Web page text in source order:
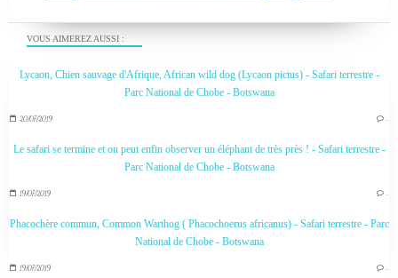
VOUS AIMEREZ AUSSI :
Lycaon, Chien sauvage d'Afrique, African wild dog (Lycaon pictus) - Safari terrestre -
Parc National de Chobe - Botswana
20/07/2019 …
Le safari se termine et on peut enfin observer un éléphant de très près ! - Safari terrestre -
Parc National de Chobe - Botswana
19/07/2019 …
Phacochère commun, Common Warthog ( Phacochoerus africanus) - Safari terrestre - Parc
National de Chobe - Botswana
19/07/2019 …